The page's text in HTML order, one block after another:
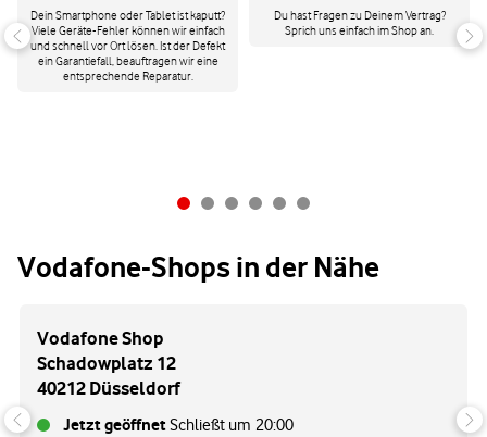
Dein Smartphone oder Tablet ist kaputt?
Viele Geräte-Fehler können wir einfach
und schnell vor Ort lösen. Ist der Defekt
ein Garantiefall, beauftragen wir eine
entsprechende Reparatur.
Du hast Fragen zu Deinem Vertrag?
Sprich uns einfach im Shop an.
Vodafone-Shops in der Nähe
Vodafone Shop
Schadowplatz 12
40212 Düsseldorf
Jetzt geöffnetSchließt um 20:00